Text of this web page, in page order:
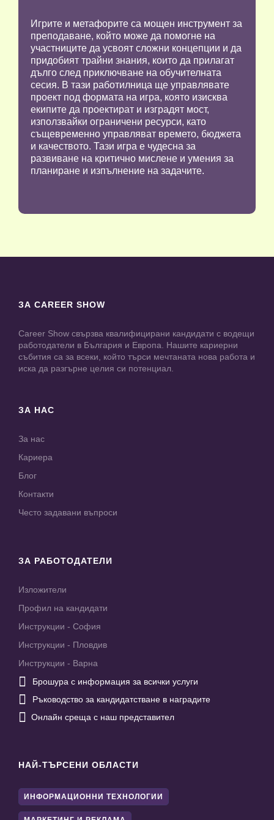
Игрите и метафорите са мощен инструмент за
преподаване, който може да помогне на
участниците да усвоят сложни концепции и да
придобият трайни знания, които да прилагат
дълго след приключване на обучителната
сесия. В тази работилница ще управлявате
проект под формата на игра, която изисква
екипите да проектират и изградят мост,
използвайки ограничени ресурси, като
същевременно управляват времето, бюджета
и качеството. Тази игра е чудесна за
развиване на критично мислене и умения за
планиране и изпълнение на задачите.
ЗА CAREER SHOW
Career Show свързва квалифицирани кандидати с водещи
работодатели в България и Европа. Нашите кариерни
събития са за всеки, който търси мечтаната нова работа и
иска да разгърне целия си потенциал.
ЗА НАС
За нас
Кариера
Блог
Контакти
Често задавани въпроси
ЗА РАБОТОДАТЕЛИ
Изложители
Профил на кандидати
Инструкции - София
Инструкции - Пловдив
Инструкции - Варна
 Брошура с информация за всички услуги
 Ръководство за кандидатстване в наградите
 Онлайн среща с наш представител
НАЙ-ТЪРСЕНИ ОБЛАСТИ
ИНФОРМАЦИОННИ ТЕХНОЛОГИИ